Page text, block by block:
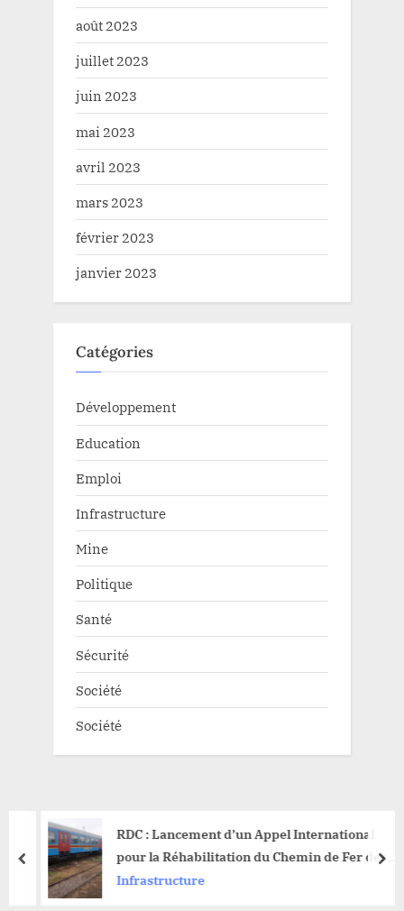
août 2023
juillet 2023
juin 2023
mai 2023
avril 2023
mars 2023
février 2023
janvier 2023
Catégories
Développement
Education
Emploi
Infrastructure
Mine
Politique
Santé
Sécurité
Société
Société
RDC : Lancement d’un Appel International
pour la Réhabilitation du Chemin de Fer des
Uélés Bumba-Mungbere
Infrastructure
prev